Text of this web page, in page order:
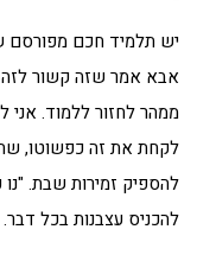
יש תלמיד חכם מפורסם
אבא אמר שזה קשור לזה
ממהר לחזור ללמוד.
לקחת את זה כפשוטו,
להספיק זמירות שבת.
להכניס עצבנות בכל דבר.